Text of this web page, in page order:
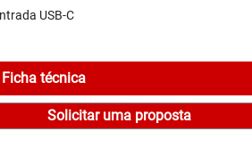
USB-C
Ficha técnica
Solicitar uma proposta